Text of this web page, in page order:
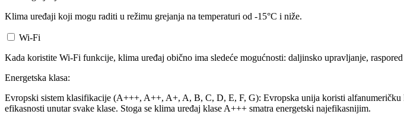
Klima uređaji koji mogu raditi u režimu grejanja na temperaturi od -15°C i niže.
Wi-Fi
Kada koristite Wi-Fi funkcije, klima uređaj obično ima sledeće mogućnosti: daljinsko upravljanje,
Energetska klasa:
Evropski sistem klasifikacije (A+++, A++, A+, A, B, C, D, E, F, G): Evropska unija koristi
efikasnosti unutar svake klase. Stoga se klima uređaj klase A+++ smatra energetski najefikasnijim.